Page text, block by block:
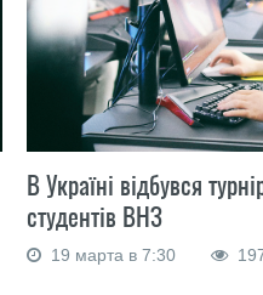
В Україні відбувся
студентів ВНЗ
19 марта в 7:30